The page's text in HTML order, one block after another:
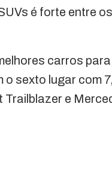
é forte entre
carros
o sexto lugar com
e